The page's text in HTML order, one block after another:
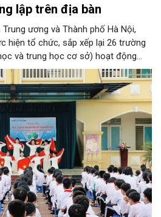
lập trên địa bàn
ương và Thành phố Hà Nội,
hiện tổ chức, sắp xếp lại 26 trường
và trung học cơ sở) hoạt động
khi sắp xếp, xã Phúc Thọ giảm 15
đạt 57,69%.